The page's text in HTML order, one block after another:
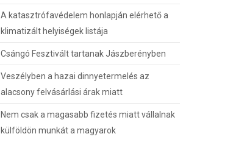
A katasztrófavédelem honlapján elérhető a
klimatizált helyiségek listája
Csángó Fesztivált tartanak Jászberényben
Veszélyben a hazai dinnyetermelés az
alacsony felvásárlási árak miatt
Nem csak a magasabb fizetés miatt vállalnak
külföldön munkát a magyarok